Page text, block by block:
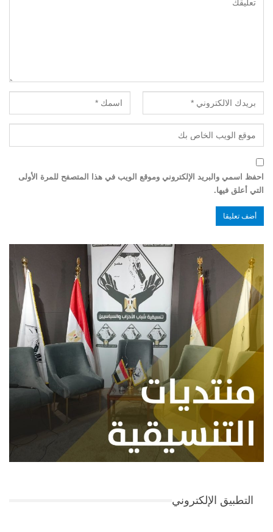
احفظ اسمي والبريد الإلكتروني وموقع الويب في هذا المتصفح للمرة الأولى
التي أعلق فيها.
التطبيق الإلكتروني